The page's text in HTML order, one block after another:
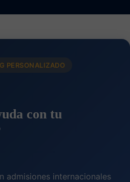
PERSONALIZADO
con tu
admisiones internacionales